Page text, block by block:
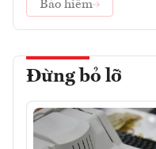
Bảo hiểm
Đừng bỏ lỡ